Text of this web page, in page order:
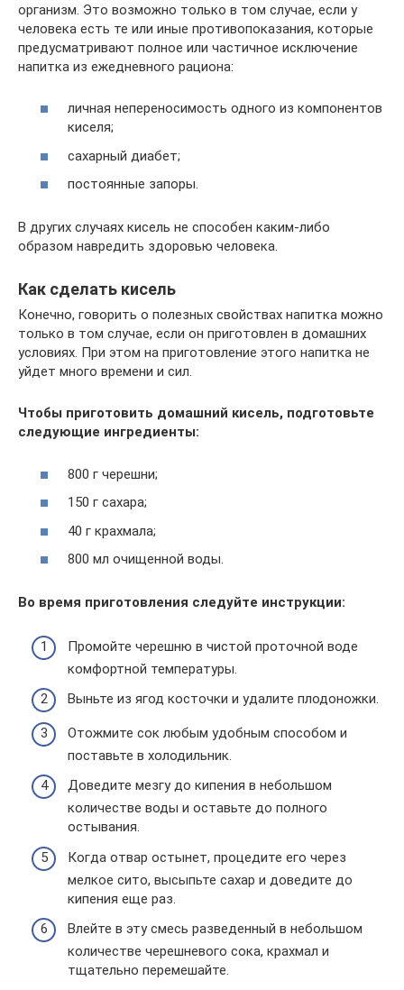
организм. Это возможно только в том случае, если у
человека есть те или иные противопоказания, которые
предусматривают полное или частичное исключение
напитка из ежедневного рациона:
личная непереносимость одного из компонентов
киселя;
сахарный диабет;
постоянные запоры.
В других случаях кисель не способен каким-либо
образом навредить здоровью человека.
Как сделать кисель
Конечно, говорить о полезных свойствах напитка можно
только в том случае, если он приготовлен в домашних
условиях. При этом на приготовление этого напитка не
уйдет много времени и сил.
Чтобы приготовить домашний кисель, подготовьте
следующие ингредиенты:
800 г черешни;
150 г сахара;
40 г крахмала;
800 мл очищенной воды.
Во время приготовления следуйте инструкции:
Промойте черешню в чистой проточной воде
комфортной температуры.
Выньте из ягод косточки и удалите плодоножки.
Отожмите сок любым удобным способом и
поставьте в холодильник.
Доведите мезгу до кипения в небольшом
количестве воды и оставьте до полного
остывания.
Когда отвар остынет, процедите его через
мелкое сито, высыпьте сахар и доведите до
кипения еще раз.
Влейте в эту смесь разведенный в небольшом
количестве черешневого сока, крахмал и
тщательно перемешайте.